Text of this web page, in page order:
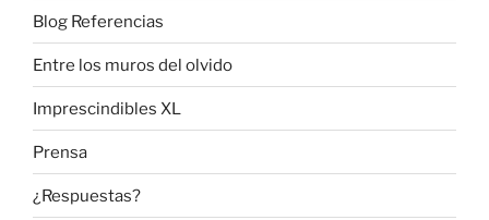
Blog Referencias
Entre los muros del olvido
Imprescindibles XL
Prensa
¿Respuestas?